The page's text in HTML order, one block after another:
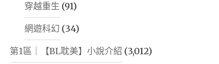
穿越重生 (91)
網遊科幻 (34)
第1區｜【BL耽美】小說介紹 (3,012)